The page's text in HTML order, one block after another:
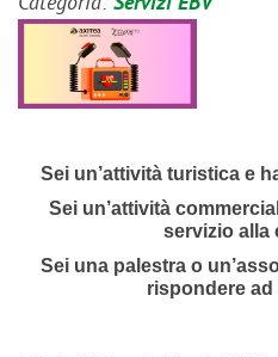
Sei un’attività turistica e
Sei un’attività
servizio alla
Sei una palestra o
rispondere